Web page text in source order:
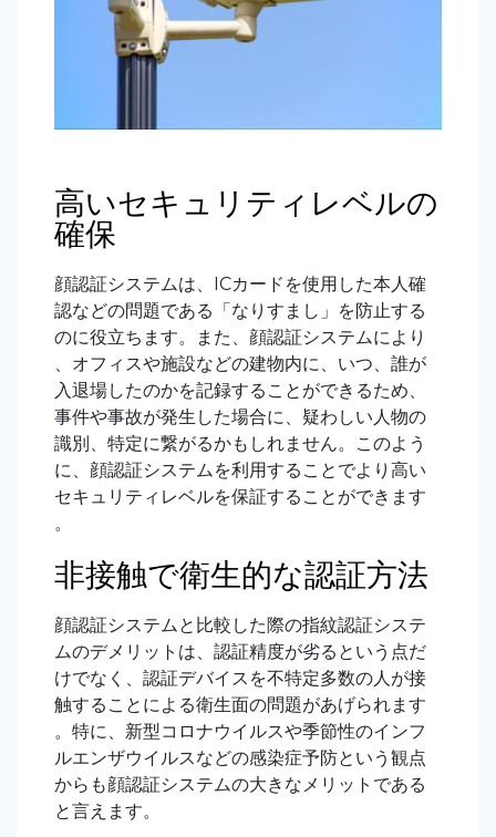
高いセキュリティレベルの
確保
顔認証システムは、ICカードを使用した本人確
認などの問題である「なりすまし」を防止する
のに役立ちます。また、顔認証システムにより
、オフィスや施設などの建物内に、いつ、誰が
入退場したのかを記録することができるため、
事件や事故が発生した場合に、疑わしい人物の
識別、特定に繋がるかもしれません。このよう
に、顔認証システムを利用することでより高い
セキュリティレベルを保証することができます
。
非接触で衛生的な認証方法
顔認証システムと比較した際の指紋認証システ
ムのデメリットは、認証精度が劣るという点だ
けでなく、認証デバイスを不特定多数の人が接
触することによる衛生面の問題があげられます
。特に、新型コロナウイルスや季節性のインフ
ルエンザウイルスなどの感染症予防という観点
からも顔認証システムの大きなメリットである
と言えます。